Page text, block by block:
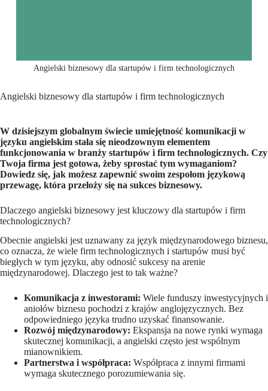
Angielski biznesowy dla startupów i firm technologicznych
Angielski biznesowy dla startupów i firm technologicznych
W dzisiejszym globalnym świecie umiejętność komunikacji w
języku angielskim stała się nieodzownym elementem
funkcjonowania w branży startupów i firm technologicznych. Czy
Twoja firma jest gotowa, żeby sprostać tym wymaganiom?
Dowiedz się, jak możesz zapewnić swoim zespołom językową
przewagę, która przełoży się na sukces biznesowy.
Dlaczego angielski biznesowy jest kluczowy dla startupów i firm
technologicznych?
Obecnie angielski jest uznawany za język międzynarodowego biznesu,
co oznacza, że wiele firm technologicznych i startupów musi być
biegłych w tym języku, aby odnosić sukcesy na arenie
międzynarodowej. Dlaczego jest to tak ważne?
Komunikacja z inwestorami: Wiele funduszy inwestycyjnych i
aniołów biznesu pochodzi z krajów anglojęzycznych. Bez
odpowiedniego języka trudno uzyskać finansowanie.
Rozwój międzynarodowy: Ekspansja na nowe rynki wymaga
skutecznej komunikacji, a angielski często jest wspólnym
mianownikiem.
Partnerstwa i współpraca: Współpraca z innymi firmami
wymaga skutecznego porozumiewania się.